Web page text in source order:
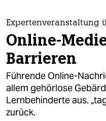
themen
politik
öko
gesellschaft
kultur
Expertenveranstaltung
Online-
Barrieren
Führende Online-
allem gehörlose
Lernbehinderte aus.
zurück.